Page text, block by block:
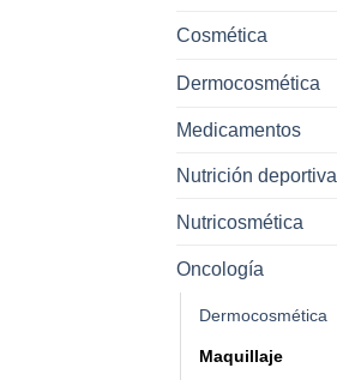
Cosmética
Dermocosmética
Medicamentos
Nutrición deportiva
Nutricosmética
Oncología
Dermocosmética
Maquillaje